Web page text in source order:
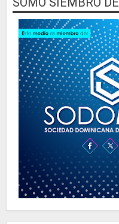
SOMO SIEMBRO DE